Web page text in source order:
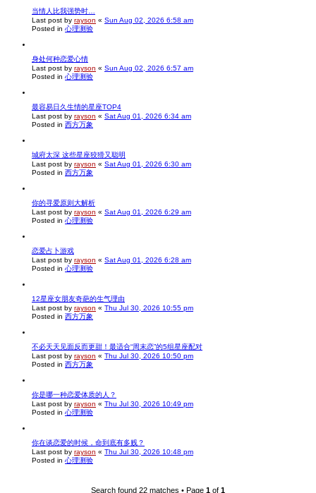
当情人比我强势时…
Last post by rayson « Sun Aug 02, 2026 6:58 am
Posted in 心理测验
身处何种恋爱心情
Last post by rayson « Sun Aug 02, 2026 6:57 am
Posted in 心理测验
最容易日久生情的星座TOP4
Last post by rayson « Sat Aug 01, 2026 6:34 am
Posted in 西方万象
城府太深 这些星座狡猾又聪明
Last post by rayson « Sat Aug 01, 2026 6:30 am
Posted in 西方万象
你的寻爱原则大解析
Last post by rayson « Sat Aug 01, 2026 6:29 am
Posted in 心理测验
恋爱占卜游戏
Last post by rayson « Sat Aug 01, 2026 6:28 am
Posted in 心理测验
12星座女朋友奇葩的生气理由
Last post by rayson « Thu Jul 30, 2026 10:55 pm
Posted in 西方万象
不必天天见面反而更甜！最适合“周末恋”的5组星座配对
Last post by rayson « Thu Jul 30, 2026 10:50 pm
Posted in 西方万象
你是哪一种恋爱体质的人？
Last post by rayson « Thu Jul 30, 2026 10:49 pm
Posted in 心理测验
你在谈恋爱的时候，命到底有多贱？
Last post by rayson « Thu Jul 30, 2026 10:48 pm
Posted in 心理测验
Search found 22 matches • Page 1 of 1